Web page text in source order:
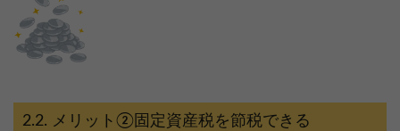
メリット②固定資産税を節税できる